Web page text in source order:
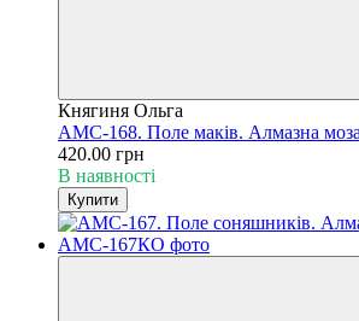
Княгиня Ольга
АМС-168. Поле маків. Алмазна
420.00 грн
В наявності
Купити